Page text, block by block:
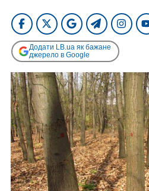
Додати LB.ua як бажане
джерело в Google